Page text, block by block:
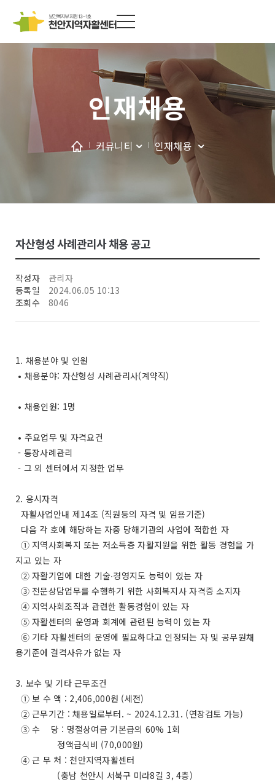
인재채용
커뮤니티 인재채용
자산형성 사례관리사 채용 공고
작성자
관리자
등록일
2024.06.05 10:13
조회수
8046
1. 채용분야 및 인원
• 채용분야: 자산형성 사례관리사(계약직)
• 채용인원: 1명
• 주요업무 및 자격요건
- 통장사례관리
- 그 외 센터에서 지정한 업무
2. 응시자격
자활사업안내 제14조 (직원등의 자격 및 임용기준)
다음 각 호에 해당하는 자중 당해기관의 사업에 적합한 자
➀ 지역사회복지 또는 저소득층 자활지원을 위한 활동 경험을 가
지고 있는 자
➁ 자활기업에 대한 기술∙경영지도 능력이 있는 자
➂ 전문상담업무를 수행하기 위한 사회복지사 자격증 소지자
➃ 지역사회조직과 관련한 활동경험이 있는 자
➄ 자활센터의 운영과 회계에 관련된 능력이 있는 자
➅ 기타 자활센터의 운영에 필요하다고 인정되는 자 및 공무원채
용기준에 결격사유가 없는 자
3. 보수 및 기타 근무조건
➀ 보 수 액 : 2,406,000원 (세전)
➁ 근무기간 : 채용일로부터. ~ 2024.12.31. (연장검토 가능)
➂ 수 당 : 명절상여금 기본급의 60% 1회
정액급식비 (70,000원)
➃ 근 무 처 : 천안지역자활센터
(충남 천안시 서북구 미라8길 3, 4층)